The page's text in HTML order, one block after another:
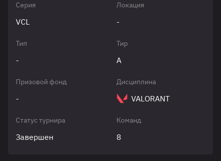
Серия
VCL
Локация
-
Тип
-
Тир
A
Призовой фонд
-
Дисциплина
VALORANT
Статус турнира
Завершен
Команд
8